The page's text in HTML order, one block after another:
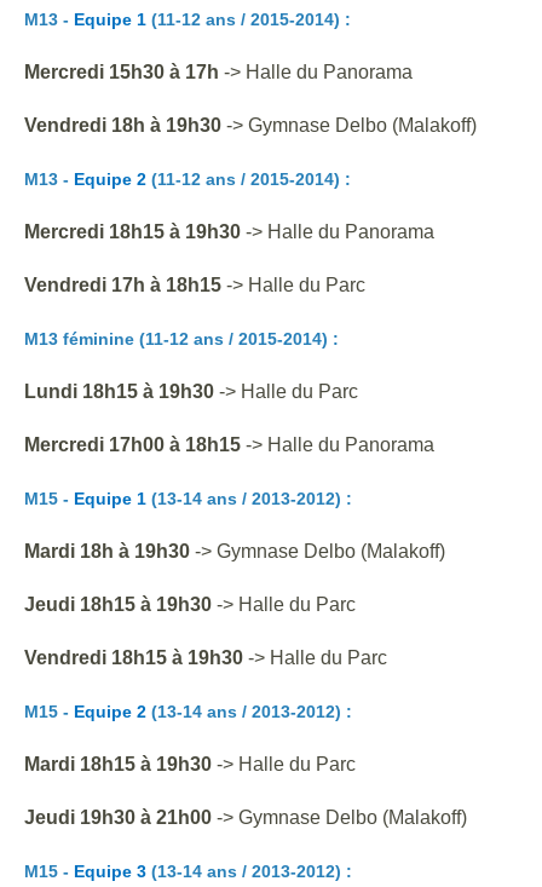
M13 - Equipe 1 (11-12 ans / 2015-2014) :
Mercredi 15h30 à 17h -> Halle du Panorama
Vendredi 18h à 19h30 -> Gymnase Delbo (Malakoff)
M13 - Equipe 2 (11-12 ans / 2015-2014) :
Mercredi 18h15 à 19h30 -> Halle du Panorama
Vendredi 17h à 18h15 -> Halle du Parc
M13 féminine (11-12 ans / 2015-2014) :
Lundi 18h15 à 19h30 -> Halle du Parc
Mercredi 17h00 à 18h15 -> Halle du Panorama
M15 - Equipe 1 (13-14 ans / 2013-2012) :
Mardi 18h à 19h30 -> Gymnase Delbo (Malakoff)
Jeudi 18h15 à 19h30 -> Halle du Parc
Vendredi 18h15 à 19h30 -> Halle du Parc
M15 - Equipe 2 (13-14 ans / 2013-2012) :
Mardi 18h15 à 19h30 -> Halle du Parc
Jeudi 19h30 à 21h00 -> Gymnase Delbo (Malakoff)
M15 - Equipe 3 (13-14 ans / 2013-2012) :